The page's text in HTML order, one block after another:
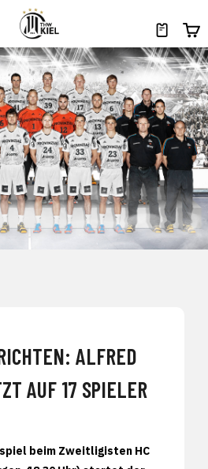
ALFRED
AUF 17 SPIELER
beim Zweitligisten HC